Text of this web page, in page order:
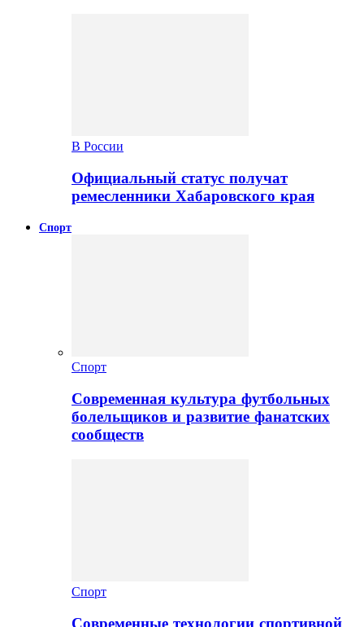
В России
Официальный статус получат
ремесленники Хабаровского края
Спорт
Спорт
Современная культура футбольных
болельщиков и развитие фанатских
сообществ
Спорт
Современные технологии спортивной